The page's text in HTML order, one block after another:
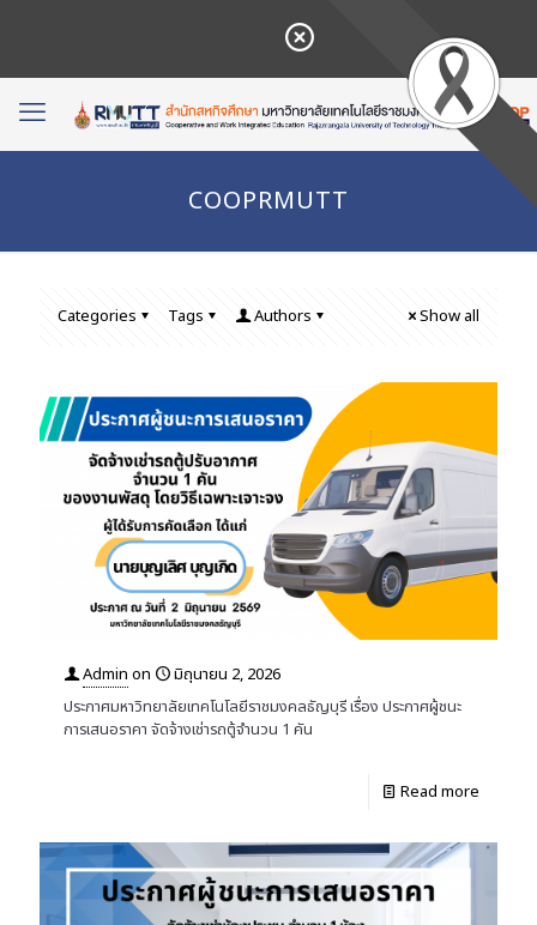
COOPRMUTT
Categories Tags Authors Show all
Admin on
มิถุนายน 2, 2026
ประกาศมหาวิทยาลัยเทคโนโลยีราชมงคลธัญบุรี เรื่อง ประกาศผู้ชนะ
การเสนอราคา จัดจ้างเช่ารถตู้จำนวน 1 คัน
Read more